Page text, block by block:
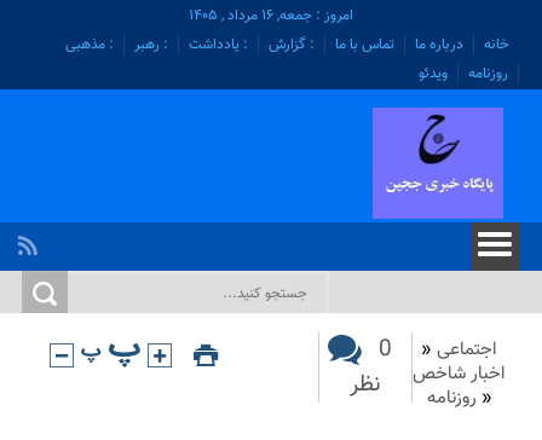
امروز : جمعه, ۱۶ مرداد , ۱۴۰۵
خانه
درباره ما تماس با ما : گزارش : یادداشت : رهبر
: مذهبی
روزنامه
ویدئو
اجتماعی «
اخبار شاخص
« روزنامه
0
نظر